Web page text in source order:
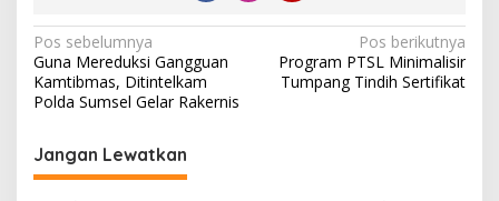
N
a
v
i
g
Pos sebelumnya
Guna Mereduksi Gangguan
Kamtibmas, Ditintelkam
Polda Sumsel Gelar Rakernis
Pos berikutnya
Program PTSL Minimalisir
Tumpang Tindih Sertifikat
Jangan Lewatkan